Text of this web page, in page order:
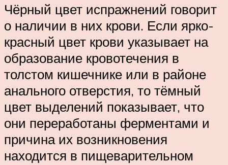
Чёрный цвет испражнений говорит
о наличии в них крови. Если ярко-
красный цвет крови указывает на
образование кровотечения в
толстом кишечнике или в районе
анального отверстия, то тёмный
цвет выделений показывает, что
они переработаны ферментами и
причина их возникновения
находится в пищеварительном